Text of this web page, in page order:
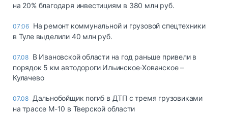
на 20% благодаря инвестициям в 380 млн руб.
07:06 На ремонт коммунальной и грузовой спецтехники
в Туле выделили 40 млн руб.
07.08 В Ивановской области на год раньше привели в
порядок 5 км автодороги Ильинское-Хованское –
Кулачево
07.08 Дальнобойщик погиб в ДТП с тремя грузовиками
на трассе М-10 в Тверской области